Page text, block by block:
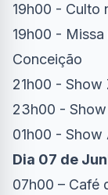
19h00 - Culto
19h00 -
Conceição
21h00 - Show
23h00 -
01h00 - Show
Dia 07 de
07h00 – Café